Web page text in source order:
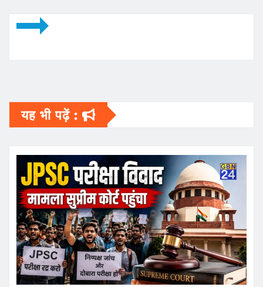
यह भी पढ़ें :